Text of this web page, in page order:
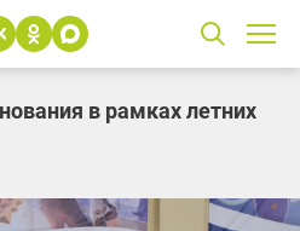
в рамках летних